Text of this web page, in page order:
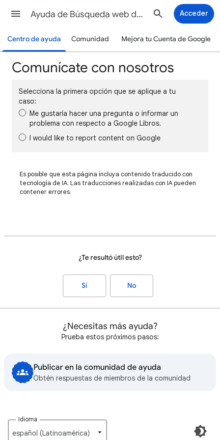
Ayuda de Búsqueda web de Google Acceder
Centro de ayuda Comunidad Mejora tu Cuenta de Google
Comunícate con nosotros
Selecciona la primera opción que se aplique a tu
caso:
Me gustaría hacer una pregunta o informar un
problema con respecto a Google Libros.
I would like to report content on Google
Es posible que esta página incluya contenido traducido con
tecnología de IA. Las traducciones realizadas con IA pueden
contener errores.
¿Te resultó útil esto?
Sí No
¿Necesitas más ayuda?
Prueba estos próximos pasos:
Publicar en la comunidad de ayuda
Obtén respuestas de miembros de la comunidad
Idioma
español (Latinoamérica)‎